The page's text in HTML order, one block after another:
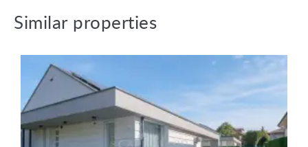
Similar properties